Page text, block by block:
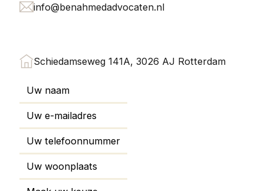
info@benahmedadvocaten.nl
Schiedamseweg 141A, 3026 AJ Rotterdam